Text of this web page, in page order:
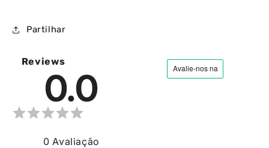
Partilhar
Reviews
0.0
0 Avaliação